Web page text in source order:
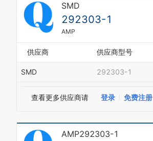
SMD
292303-1
AMP
供应商 供应商型号
SMD 292303-1
查看更多供应商请 登录 免费注册
AMP292303-1